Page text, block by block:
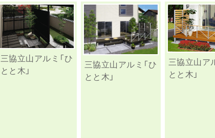
三協立山アルミ「ひ
とと木」
三協立山アルミ「ひ
とと木」
三協立山ア
とと木」